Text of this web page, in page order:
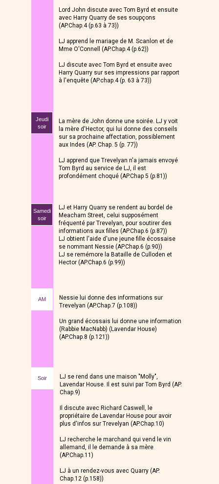
Lord John discute avec Tom Byrd et ensuite
avec Harry Quarry de ses soupçons
(AP.Chap.4 (p.63 à 73))
LJ apprend le mariage de M. Scanlon et de
Mme O'Connell (AP.Chap.4 (p.62))
LJ discute avec Tom Byrd et ensuite avec
Harry Quarry sur ses impressions par rapport
à l'enquête (AP.chap.4 (p. 63 à 73))
Jeudi
soir
La mère de John donne une soirée. LJ y voit
la mère d'Hector, qui lui donne des conseils
sur sa prochaine affectation, possiblement
aux Indes (AP. Chap. 5 (p. 77))
LJ apprend que Trevelyan n'a jamais envoyé
Tom Byrd au service de LJ, il est
profondément choqué (AP.Chap 5 (p.81))
Samedi
soir
LJ et Harry Quarry se rendent au bordel de
Meacham Street, celui supposément
fréquenté par Trevelyan, pour soutirer des
informations aux filles (AP.Chap.6 (p.87))
LJ obtient l'aide d'une jeune fille écossaise
se nommant Nessie (AP.Chap.6 (p.90))
LJ se remémore la Bataille de Culloden et
Hector (AP.Chap.6 (p.99))
Nessie lui donne des informations sur
Trevelyan (AP.Chap.7 (p.108))
Un grand écossais lui donne une information
(Rabbie MacNabb) (Lavendar House)
(AP.Chap.8 (p.121))
AM
Soir
LJ se rend dans une maison "Molly",
Lavendar House. Il est suivi par Tom Byrd (AP.
Chap.9)
Il discute avec Richard Caswell, le
propriétaire de Lavendar House pour avoir
plus d'infos sur Trevelyan (AP.Chap.10)
LJ recherche le marchand qui vend le vin
allemand, il le demande à sa mère
(AP.Chap.11)
LJ à un rendez-vous avec Quarry (AP.
Chap.12 (p.158))